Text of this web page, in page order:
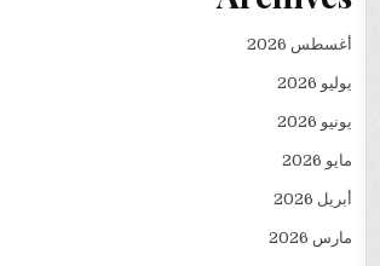
أغسطس 2026
يوليو 2026
يونيو 2026
مايو 2026
أبريل 2026
مارس 2026